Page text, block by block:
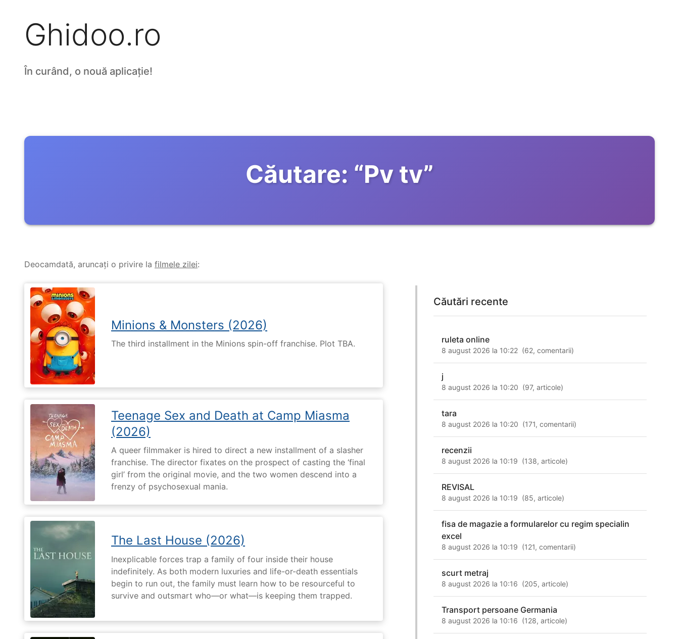
Ghidoo.ro
În curând, o nouă aplicație!
Căutare: “Pv tv”
Deocamdată, aruncați o privire la filmele zilei:
Minions & Monsters (2026)
The third installment in the Minions spin-off franchise. Plot TBA.
Teenage Sex and Death at Camp Miasma
(2026)
A queer filmmaker is hired to direct a new installment of a slasher
franchise. The director fixates on the prospect of casting the ‘final
girl’ from the original movie, and the two women descend into a
frenzy of psychosexual mania.
The Last House (2026)
Inexplicable forces trap a family of four inside their house
indefinitely. As both modern luxuries and life-or-death essentials
begin to run out, the family must learn how to be resourceful to
survive and outsmart who—or what—is keeping them trapped.
Căutări recente
ruleta online
8 august 2026 la 10:22 (62,comentarii)
j
8 august 2026 la 10:20 (97,articole)
tara
8 august 2026 la 10:20 (171,comentarii)
recenzii
8 august 2026 la 10:19 (138,articole)
REVISAL
8 august 2026 la 10:19 (85,articole)
fisa de magazie a formularelor cu regim specialin
excel
8 august 2026 la 10:19 (121,comentarii)
scurt metraj
8 august 2026 la 10:16 (205,articole)
Transport persoane Germania
8 august 2026 la 10:16 (128,articole)